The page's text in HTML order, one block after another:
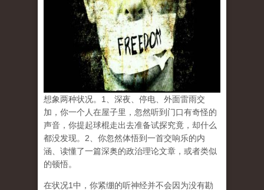
想象两种状况。1、深夜、停电、外面雷雨交
加，你一个人在屋子里，忽然听到门口有奇怪的
声音，你提起球棍走出去准备试探究竟，却什么
都没发现。2、你忽然体悟到一首交响乐的内
涵、读懂了一篇深奥的政治理论文章，或者类似
的顿悟。
在状况1中，你紧绷的听神经并不会因为没有勘